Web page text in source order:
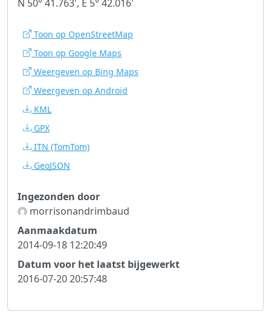
N 50° 41.763', E 5° 42.016'
Toon op OpenStreetMap
Toon op Google Maps
Weergeven op Bing Maps
Weergeven op Android
KML
GPX
ITN (TomTom)
GeoJSON
Ingezonden door
morrisonandrimbaud
Aanmaakdatum
2014-09-18 12:20:49
Datum voor het laatst bijgewerkt
2016-07-20 20:57:48